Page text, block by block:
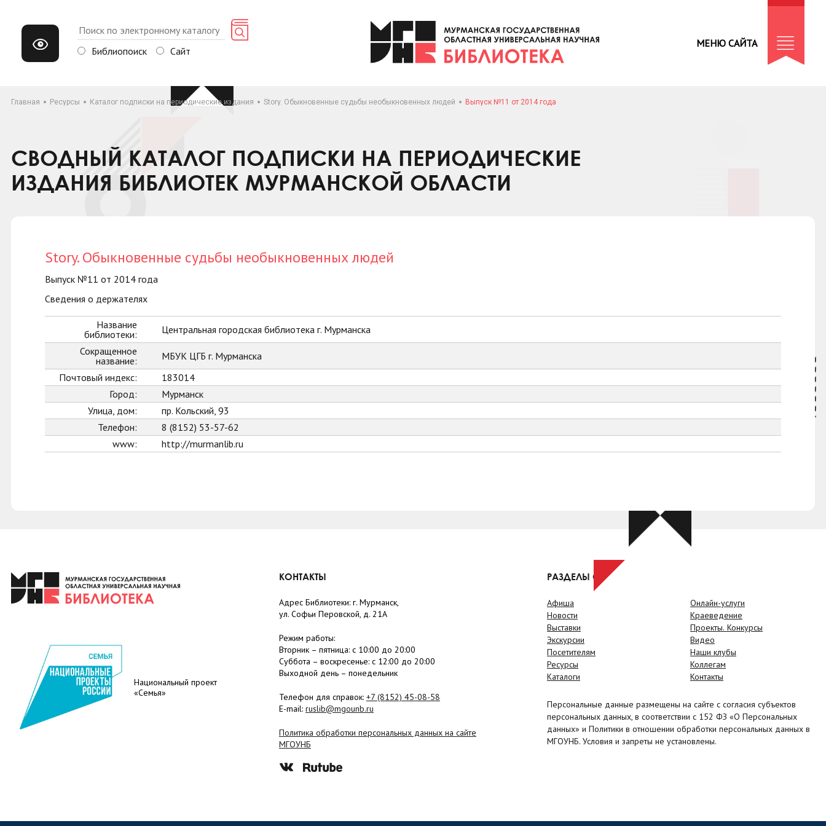
Библиопоиск Сайт
МЕНЮ САЙТА
Главная Ресурсы Каталог подписки на периодические издания Story. Обыкновенные судьбы необыкновенных людей Выпуск №11 от 2014 года
СВОДНЫЙ КАТАЛОГ ПОДПИСКИ НА ПЕРИОДИЧЕСКИЕ
ИЗДАНИЯ БИБЛИОТЕК МУРМАНСКОЙ ОБЛАСТИ
Story. Обыкновенные судьбы необыкновенных людей
Выпуск №11 от 2014 года
Сведения о держателях
Название
библиотеки:
Центральная городская библиотека г. Мурманска
Сокращенное
название:
МБУК ЦГБ г. Мурманска
Почтовый индекс:
183014
Город:
Мурманск
Улица, дом:
пр. Кольский, 93
Телефон:
8 (8152) 53-57-62
www:
http://murmanlib.ru
Национальный проект
«Семья»
КОНТАКТЫ
Адрес Библиотеки: г. Мурманск,
ул. Софьи Перовской, д. 21А
Режим работы:
Вторник – пятница: с 10:00 до 20:00
Суббота – воскресенье: c 12:00 до 20:00
Выходной день – понедельник
Телефон для справок: +7 (8152) 45-08-58
E-mail: ruslib@mgounb.ru
Политика обработки персональных данных на сайте
МГОУНБ
РАЗДЕЛЫ САЙТА
Афиша
Новости
Выставки
Экскурсии
Посетителям
Ресурсы
Каталоги
Онлайн-услуги
Краеведение
Проекты. Конкурсы
Видео
Наши клубы
Коллегам
Контакты
Персональные данные размещены на сайте с согласия субъектов
персональных данных, в соответствии с 152 ФЗ «О Персональных
данных» и Политики в отношении обработки персональных данных в
МГОУНБ. Условия и запреты не установлены.